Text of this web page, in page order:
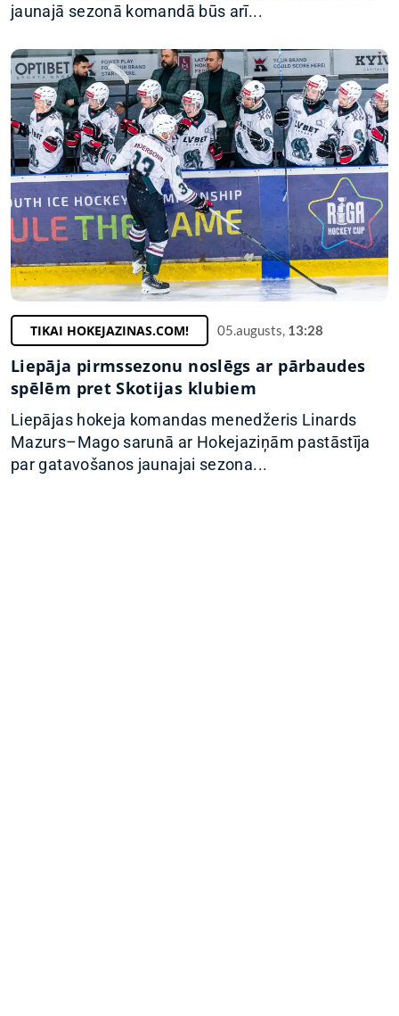
jaunajā sezonā komandā būs arī...
TIKAI HOKEJAZINAS.COM! 05.augusts, 13:28
Liepāja pirmssezonu noslēgs ar pārbaudes
spēlēm pret Skotijas klubiem
Liepājas hokeja komandas menedžeris Linards
Mazurs–Mago sarunā ar Hokejaziņām pastāstīja
par gatavošanos jaunajai sezona...